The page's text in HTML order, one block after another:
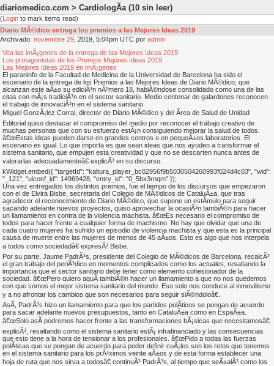
diariomedico.com > CardiologÃ­a (10 sin leer)
(Login to mark items read)
Diario MÃ©dico entrega los premios a las Mejores Ideas 2019
Archivado: noviembre 29 , 2019, 5:04pm UTC por admin
Vea las imÃ¡genes de la entrega de las Mejores Ideas 2019
Los protagonistas de los Premios Mejores Ideas 2019
Las Mejores Ideas 2019 en imÃ¡genes
El paraninfo de la Facultad de Medicina de la Universidad de Barcelona ha sido el
escenario de la entrega de los Premios a las Mejores Ideas de Diario MÃ©dico, que
alcanzan este aÃ±o su ediciÃ³n nÃºmero 18, habiÃ©ndose consolidado como una de las
citas con mÃ¡s tradiciÃ³n en el sector sanitario. Medio centenar de galardones reconocen
el trabajo de innovaciÃ³n en el sistema sanitario.
Miguel GonzÃ¡lez Corral, director de Diario MÃ©dico y del Ãrea de Salud de Unidad
Editorial quiso destacar el compromiso del medio por reconocer el trabajo creativo de
muchas personas que con su esfuerzo estÃ¡n consiguiendo mejorar la salud de todos.
â€œEstas ideas pueden darse en grandes centros o en pequeÃ±os laboratorios. El
escenario es igual. Lo que importa es que sean ideas que nos ayuden a transformar el
sistema sanitario, que empujen esta creatividad y que no se descarten nunca antes de
valorarlas adecuadamenteâ€ explicÃ³ en su discurso.
kWidget.embed({ "targetId": "kaltura_player_bc02956f9b5030504260993f024d4c03", "wid":
"_121", "uiconf_id": 14969428, "entry_id": "0_5bx3rnqm" });
Una vez entregados los distintos premios, fue el tiempo de los discursos que empezaron
con el de Elvira Bisbe, secretaria del Colegio de MÃ©dicos de CataluÃ±a, que tras
agradecer el reconocimiento de Diario MÃ©dico, que supone un estÃ­mulo para seguir
sacando adelante nuevos proyectos, quiso aprovechar la ocasiÃ³n tambiÃ©n para hacer
un llamamiento en contra de la violencia machista. â€œEs necesario el compromiso de
todos para hacer frente a cualquier forma de machismo. No hay que olvidar que una de
cada cuatro mujeres ha sufrido un episodio de violencia machista y que esta es la principal
causa de muerte entre las mujeres de menos de 45 aÃ±os. Esto es algo que nos interpela
a todos como sociedadâ€ expresÃ³ Bisbe.
Por su parte, Jaume PadrÃ³s, presidente del Colegio de MÃ©dicos de Barcelona, recalcÃ³
el gran trabajo del periÃ³dico en momentos complicados como los actuales, resaltando la
importancia que el sector sanitario debe tener como elemento cohesionador de la
sociedad. â€œPero quiero aquÃ­ tambiÃ©n hacer un llamamiento a que no nos quedemos
con que somos el mejor sistema sanitario del mundo. Eso solo nos conduce al inmovilismo
y a no afrontar los cambios que son necesarios para seguir siÃ©ndoloâ€.
AsÃ­, PadrÃ³s hizo un llamamiento para que los partidos polÃ­ticos se pongan de acuerdo
para sacar adelante nuevos presupuestos, tanto en CataluÃ±a como en EspaÃ±a.
â€œSolo asÃ­ podremos hacer frente a las transformaciones bÃ¡sicas que necesitamosâ€
explicÃ³, resaltando como el sistema sanitario estÃ¡ infrafinanciado y las consecuencias
que esto tiene a la hora de tensionar a los profesionales. â€œPido a todas las fuerzas
polÃ­ticas que se pongan de acuerdo para poder definir cuÃ¡les son los retos que tenemos
en el sistema sanitario para los prÃ³ximos veinte aÃ±os y de esta forma establecer una
hoja de ruta que nos sirva a todosâ€ continuÃ³ PadrÃ³s, al tiempo que seÃ±alÃ³ como los